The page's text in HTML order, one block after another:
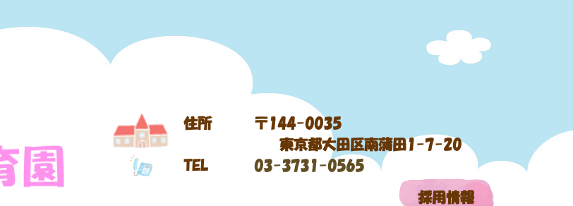
住所
〒144-0035
東京都大田区南蒲田1-7-20
TEL
03-3731-0565
採用情報